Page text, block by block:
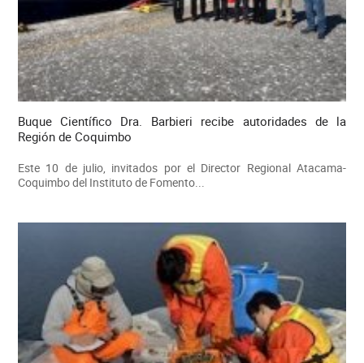
Buque Científico Dra. Barbieri recibe autoridades de la
Región de Coquimbo
Este 10 de julio, invitados por el Director Regional Atacama-
Coquimbo del Instituto de Fomento...